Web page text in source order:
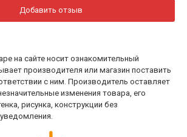
Добавить отзыв
на сайте носит ознакомительный
производителя или магазин поставить
с ним. Производитель оставляет
изменения товара, его
рисунка, конструкции без